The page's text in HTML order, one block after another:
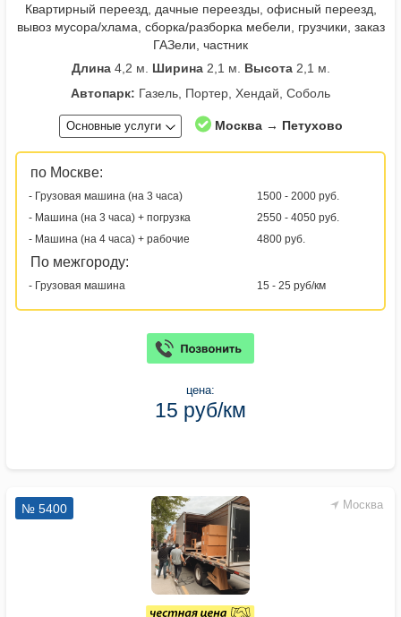
Квартирный переезд, дачные переезды, офисный переезд,
вывоз мусора/хлама, сборка/разборка мебели, грузчики, заказ
ГАЗели, частник
Длина4,2 м. Ширина2,1 м. Высота2,1 м.
Автопарк: Газель, Портер, Хендай, Соболь
Основные услуги Москва → Петухово
по Москве:
- Грузовая машина (на 3 часа)
1500 - 2000 руб.
- Машина (на 3 часа) + погрузка
2550 - 4050 руб.
- Машина (на 4 часа) + рабочие
4800 руб.
По межгороду:
- Грузовая машина 15 - 25 руб/км
цена:
15 руб/км
Москва
№ 5400